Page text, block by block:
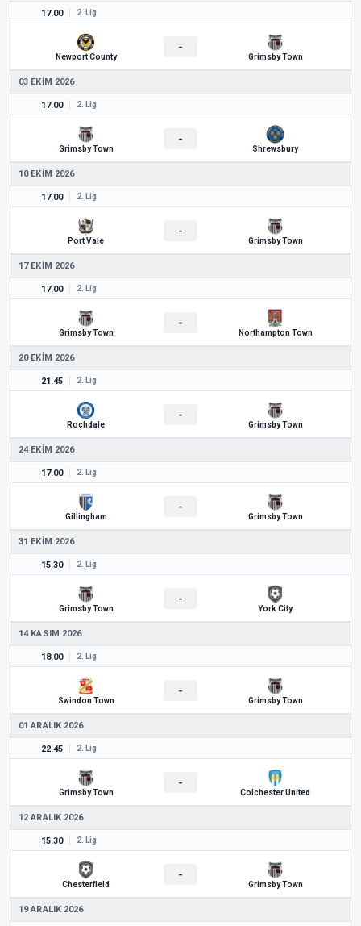
17.00 2. Lig
Newport County
-
Grimsby Town
03 EKIM 2026
17.00 2. Lig
Grimsby Town
-
Shrewsbury
10 EKIM 2026
17.00 2. Lig
Port Vale
-
Grimsby Town
17 EKIM 2026
17.00 2. Lig
Grimsby Town
-
Northampton Town
20 EKIM 2026
21.45 2. Lig
Rochdale
-
Grimsby Town
24 EKIM 2026
17.00 2. Lig
Gillingham
-
Grimsby Town
31 EKIM 2026
15.30 2. Lig
Grimsby Town
-
York City
14 KASIM 2026
18.00 2. Lig
Swindon Town
-
Grimsby Town
01 ARALIK 2026
22.45 2. Lig
Grimsby Town
-
Colchester United
12 ARALIK 2026
15.30 2. Lig
Chesterfield
-
Grimsby Town
19 ARALIK 2026